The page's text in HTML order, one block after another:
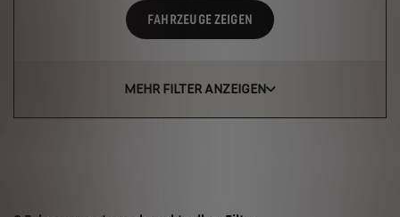
FAHRZEUGE ZEIGEN
MEHR FILTER ANZEIGEN